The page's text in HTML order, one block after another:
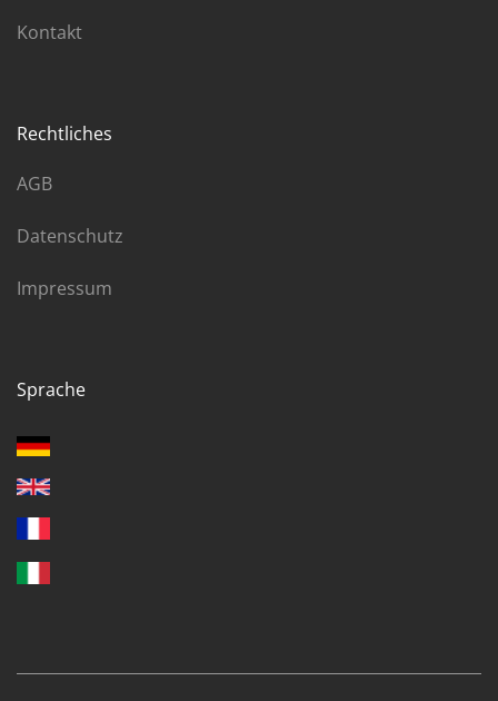
Kontakt
Rechtliches
AGB
Datenschutz
Impressum
Sprache